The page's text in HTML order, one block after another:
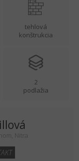
tehlová
konštrukcia
2
podlažia
Nitra